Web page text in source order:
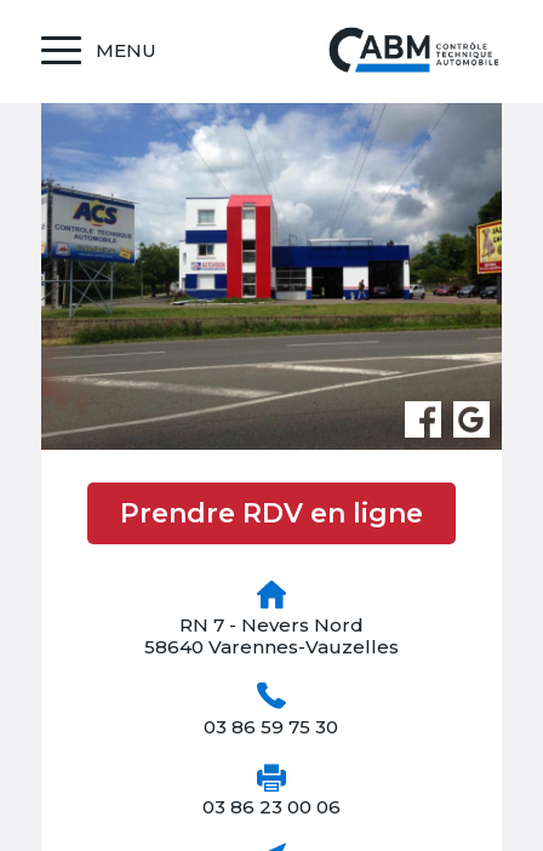
MENU
Prendre RDV en ligne
RN 7 - Nevers Nord
58640 Varennes-Vauzelles
03 86 59 75 30
03 86 23 00 06